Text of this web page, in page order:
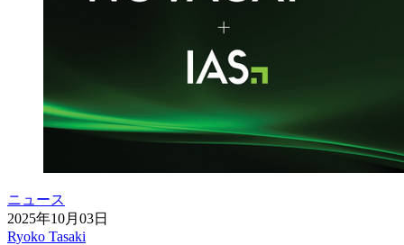
ニュース
2025年10月03日
Ryoko Tasaki